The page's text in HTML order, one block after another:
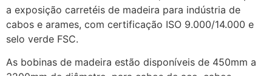
a exposição carretéis de madeira para indústria de
cabos e arames, com certificação ISO 9.000/14.000 e
selo verde FSC.
As bobinas de madeira estão disponíveis de 450mm a